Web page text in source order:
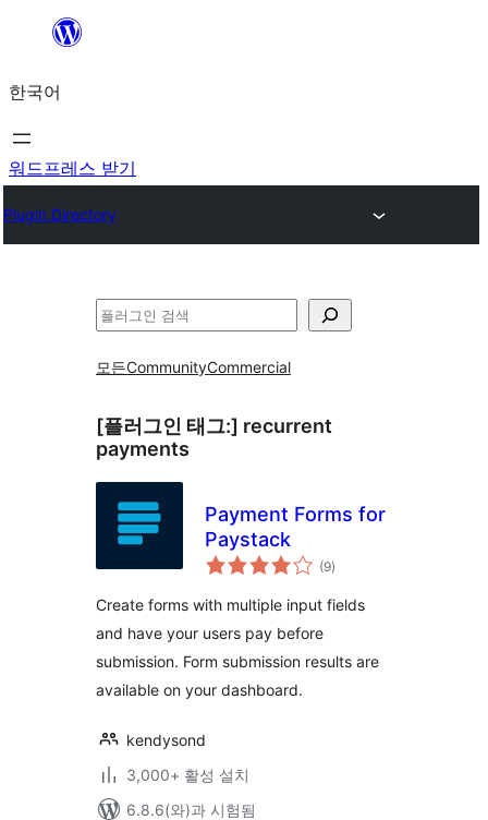
츠
로
바
가
한국어
워드프레스 받기
Plugin Directory
검
모든CommunityCommercial
[플러그인 태그:] recurrent
payments
Payment Forms for
Paystack
(9전
체
점
)
Create forms with multiple input fields
and have your users pay before
submission. Form submission results are
available on your dashboard.
kendysond
3,000+ 활성 설치
6.8.6(와)과 시험됨